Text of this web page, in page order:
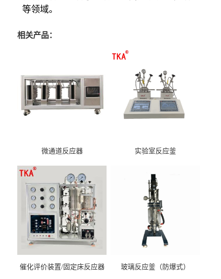
等领域。
相关产品：
微通道反应器 实验室反应釜
催化评价装置/固定床反应器 玻璃反应釜（防爆式）